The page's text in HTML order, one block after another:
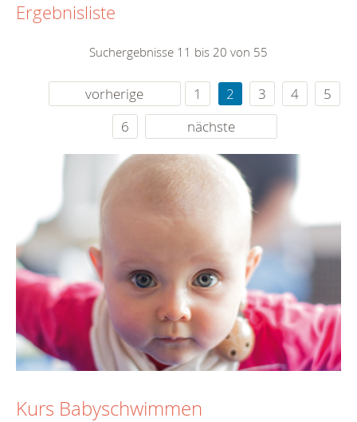
Ergebnisliste
Suchergebnisse 11 bis 20 von 55
vorherige 1 2 3 4
5
6
nächste
Kurs Babyschwimmen